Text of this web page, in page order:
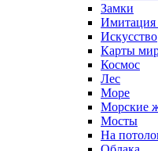
Замки
Имитация
Искусство
Карты
Космос
Лес
Море
Морские
Мосты
На